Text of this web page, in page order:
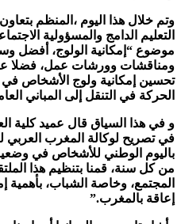
وتم خلال هذا اليوم ،المنظم
التعليم الدامج والمسؤولية
موضوع “إمكانية الولوج، أفضل
ومناقشات وورشات عمل، فضلا
تحسين إمكانية ولوج الأشخاص
الحركة في التنقل إلى المباني
و في هذا السياق قال عميد كلية
في تصريح لوكالة المغرب العربي
من كل سنة، قمنا بتنظيم هذا
المجتمع، وخاصة الشباب،
إعاقة بالمغرب.”